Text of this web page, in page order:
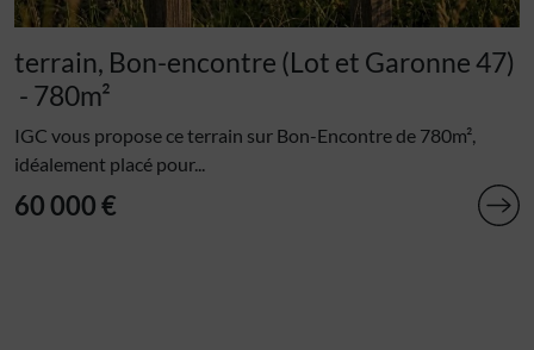
terrain, Bon-encontre (Lot et Garonne 47)
- 780m²
IGC vous propose ce terrain sur Bon-Encontre de 780m²,
idéalement placé pour...
60 000 €